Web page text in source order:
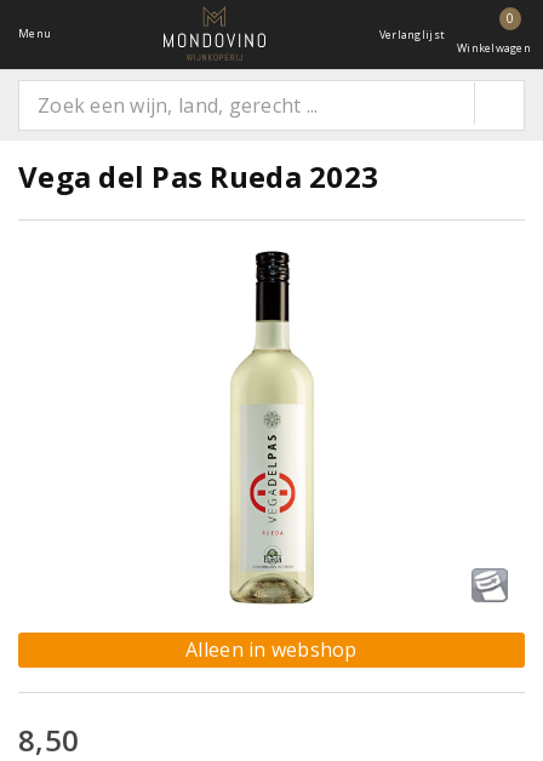
Menu Verlanglijst
0
Winkelwagen
Vega del Pas Rueda 2023
Alleen in webshop
8,50